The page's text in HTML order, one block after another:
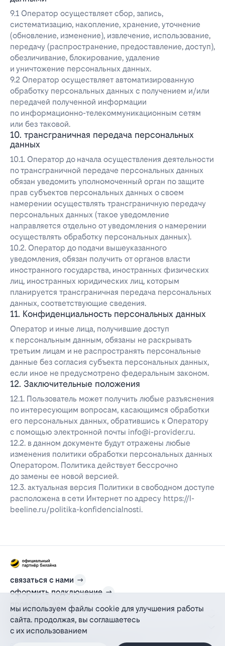
9.1 Оператор осуществляет сбор, запись,
систематизацию, накопление, хранение, уточнение
(обновление, изменение), извлечение, использование,
передачу (распространение, предоставление, доступ),
обезличивание, блокирование, удаление
и уничтожение персональных данных.
9.2 Оператор осуществляет автоматизированную
обработку персональных данных с получением и/или
передачей полученной информации
по информационно-телекоммуникационным сетям
или без таковой.
10. трансграничная передача персональных
данных
10.1. Оператор до начала осуществления деятельности
по трансграничной передаче персональных данных
обязан уведомить уполномоченный орган по защите
прав субъектов персональных данных о своем
намерении осуществлять трансграничную передачу
персональных данных (такое уведомление
направляется отдельно от уведомления о намерении
осуществлять обработку персональных данных).
10.2. Оператор до подачи вышеуказанного
уведомления, обязан получить от органов власти
иностранного государства, иностранных физических
лиц, иностранных юридических лиц, которым
планируется трансграничная передача персональных
данных, соответствующие сведения.
11. Конфиденциальность персональных данных
Оператор и иные лица, получившие доступ
к персональным данным, обязаны не раскрывать
третьим лицам и не распространять персональные
данные без согласия субъекта персональных данных,
если иное не предусмотрено федеральным законом.
12. Заключительные положения
12.1. Пользователь может получить любые разъяснения
по интересующим вопросам, касающимся обработки
его персональных данных, обратившись к Оператору
с помощью электронной почты info@i-provider.ru.
12.2. в данном документе будут отражены любые
изменения политики обработки персональных данных
Оператором. Политика действует бессрочно
до замены ее новой версией.
12.3. актуальная версия Политики в свободном доступе
расположена в сети Интернет по адресу https://l-
beeline.ru/politika-konfidencialnosti.
связаться с нами
оформить подключение
проверить адрес
для дома
информация
действующий на основании агентского договора
мы используем файлы cookie для улучшения работы
сайта. продолжая, вы соглашаетесь
с их использованием